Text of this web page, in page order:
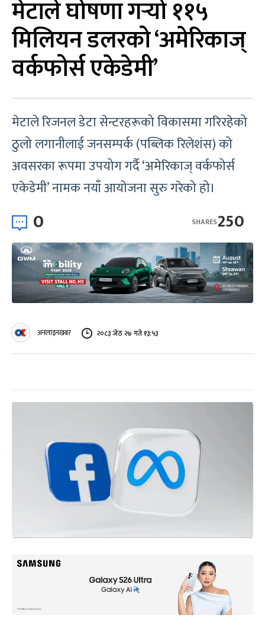
मेटाले घोषणा गर्‍यो ११५
मिलियन डलरको ‘अमेरिकाज्
वर्कफोर्स एकेडेमी’
मेटाले रिजनल डेटा सेन्टरहरूको विकासमा गरिरहेको
ठुलो लगानीलाई जनसम्पर्क (पब्लिक रिलेशंस) को
अवसरका रूपमा उपयोग गर्दै ‘अमेरिकाज् वर्कफोर्स
एकेडेमी’ नामक नयाँ आयोजना सुरु गरेको हो।
0 250
SHARES
अनलाइनखबर २०८३ जेठ २७ गते १३:५३